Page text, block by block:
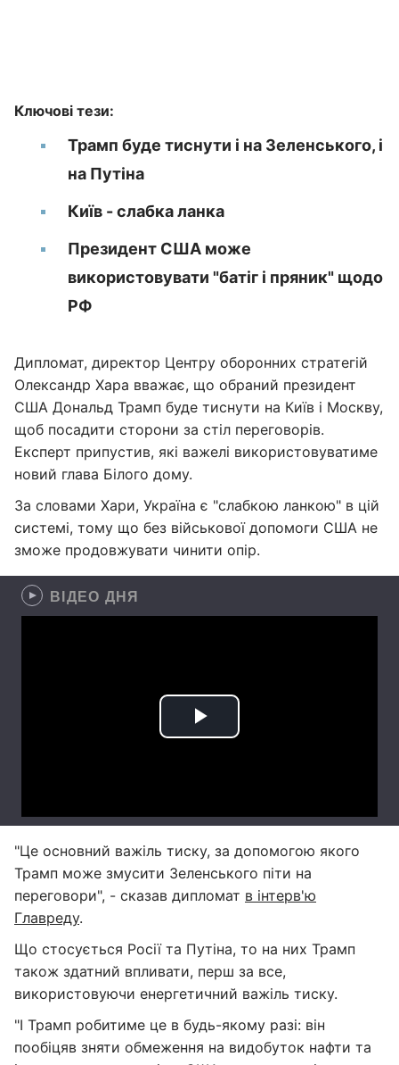
Ключові тези:
Трамп буде тиснути і на Зеленського, і
на Путіна
Київ - слабка ланка
Президент США може
використовувати "батіг і пряник" щодо
РФ
Дипломат, директор Центру оборонних стратегій
Олександр Хара вважає, що обраний президент
США Дональд Трамп буде тиснути на Київ і Москву,
щоб посадити сторони за стіл переговорів.
Експерт припустив, які важелі використовуватиме
новий глава Білого дому.
За словами Хари, Україна є "слабкою ланкою" в цій
системі, тому що без військової допомоги США не
зможе продовжувати чинити опір.
ВІДЕО ДНЯ
"Це основний важіль тиску, за допомогою якого
Трамп може змусити Зеленського піти на
переговори", - сказав дипломат в інтерв'ю
Главреду.
Що стосується Росії та Путіна, то на них Трамп
також здатний впливати, перш за все,
використовуючи енергетичний важіль тиску.
"І Трамп робитиме це в будь-якому разі: він
пообіцяв зняти обмеження на видобуток нафти та